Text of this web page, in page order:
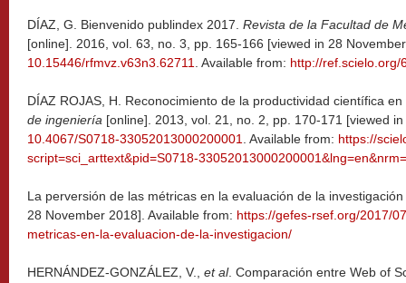
DÍAZ, G. Bienvenido publindex 2017. Revista de la Facultad de
[online]. 2016, vol. 63, no. 3, pp. 165-166 [viewed in 28
10.15446/rfmvz.v63n3.62711
. Available from: http://ref.scielo.org/
DÍAZ ROJAS, H. Reconocimiento de la productividad científica
de ingeniería [online]. 2013, vol. 21, no. 2, pp. 170-171 [viewed
10.4067/S0718-33052013000200001
. Available from: https://
script=sci_arttext&pid=S0718-
La perversión de las métricas en la evaluación de la
28 November 2018]. Available from: https://gefes-rsef.org/2017/
metricas-en-la-evaluacion-de-la-investigacion/
HERNÁNDEZ-GONZÁLEZ, V., et al. Comparación entre Web of